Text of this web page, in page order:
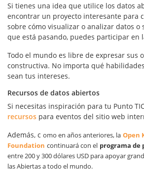
Si tienes una idea que utilice los datos
encontrar un proyecto interesante para
sobre cómo visualizar o analizar datos o
que está pasando, puedes participar en
Todo el mundo es libre de expresar sus
constructiva. No importa qué
sean tus intereses.
Recursos de datos abiertos
Si necesitas inspiración para tu Punto
recursos para eventos del sitio web
Además, c omo en años anteriores, la Open
Foundation continuará con el programa de
entre 200 y 300 dólares USD para apoyar
las Abiertas a todo el mundo.